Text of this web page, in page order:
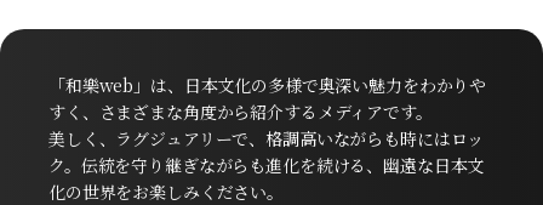
「和樂web」は、日本文化の多様で奥深い魅力をわかりや
すく、さまざまな角度から紹介するメディアです。
美しく、ラグジュアリーで、格調高いながらも時にはロッ
ク。伝統を守り継ぎながらも進化を続ける、幽遠な日本文
化の世界をお楽しみください。